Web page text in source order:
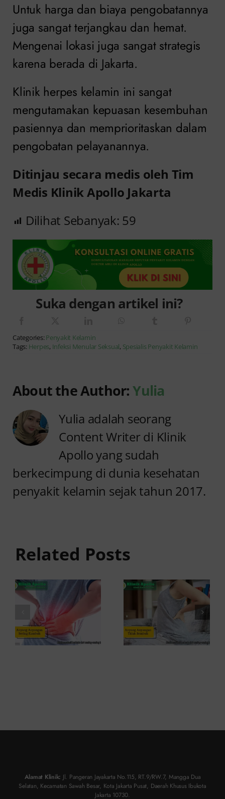
Untuk harga dan biaya pengobatannya
juga sangat terjangkau dan hemat.
Mengenai lokasi juga sangat strategis
karena berada di Jakarta.
Klinik herpes kelamin ini sangat
mengutamakan kepuasan kesembuhan
pasiennya dan memprioritaskan dalam
pengobatan pelayanannya.
Ditinjau secara medis oleh Tim
Medis Klinik Apollo Jakarta
Dilihat Sebanyak: 59
Suka dengan artikel ini?
Categories: Penyakit Kelamin
Tags: Herpes, Infeksi Menular Seksual, Spesialis Penyakit Kelamin
About the Author:Yulia
Yulia adalah seorang
Content Writer di Klinik
Apollo yang sudah
berkecimpung di dunia kesehatan
penyakit kelamin sejak tahun 2017.
Related Posts
Penyebab
Sering
Kambuh
dan Cara
Atasinya
Anyang
Penyebab
dan
Solusinya
Alamat Klinik: Jl. Pangeran Jayakarta No.115, RT.9/RW.7, Mangga Dua
Selatan, Kecamatan Sawah Besar, Kota Jakarta Pusat, Daerah Khusus Ibukota
Jakarta 10730.